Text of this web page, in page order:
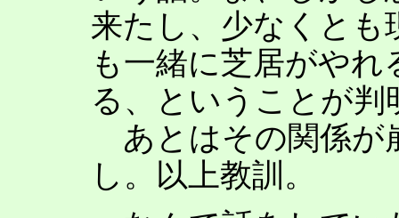
来たし、少なくとも
も一緒に芝居がや
る、ということが判
あとはその関係が
し。以上教訓。